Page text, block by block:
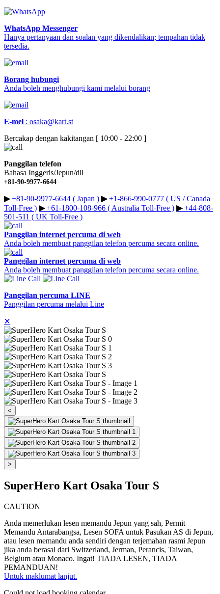
WhatsApp Messenger
Hanya pertanyaan dan soalan yang dikendalikan; tempahan tidak
tersedia.
Borang hubungi
Anda boleh menghubungi kami melalui borang
E-mel : osaka@kart.st
Bercakap dengan kakitangan [ 10:00 - 22:00 ]
Panggilan telefon
Bahasa Inggeris/Jepun/dll
+81-90-9977-6644
▶︎+81-90-9977-6644 ( Japan ) ▶︎+1-866-990-0777 ( US / Canada
Toll-Free ) ▶︎+61-1800-108-966 ( Australia Toll-Free ) ▶︎+44-808-
501-511 ( UK Toll-Free )
Panggilan internet percuma di web
Anda boleh membuat panggilan telefon percuma secara online.
Panggilan internet percuma di web
Anda boleh membuat panggilan telefon percuma secara online.
Panggilan percuma LINE
Panggilan percuma melalui Line
✕
<
>
SuperHero Kart Osaka Tour S
CAUTION
Anda memerlukan lesen memandu Jepun yang sah, Permit
Memandu Antarabangsa, Lesen SOFA untuk Pasukan AS di Jepun,
atau lesen memandu anda sendiri dengan terjemahan rasmi Jepun
jika anda berasal dari Switzerland, Jerman, Perancis, Taiwan,
Belgium atau Monaco. Ingat! TIADA LESEN, TIADA
PEMANDUAN!
Untuk maklumat lanjut.